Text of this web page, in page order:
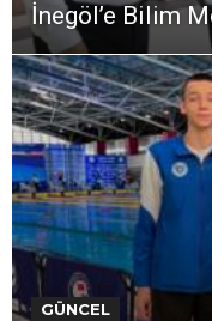
İnegöl’e Bilim
GÜNCEL